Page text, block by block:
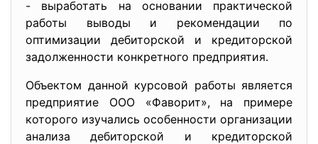
- выработать на основании практической
работы выводы и рекомендации по
оптимизации дебиторской и кредиторской
задолженности конкретного предприятия.
Объектом данной курсовой работы является
предприятие ООО «Фаворит», на примере
которого изучались особенности организации
анализа дебиторской и кредиторской